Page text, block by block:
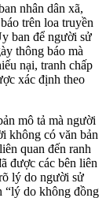
nhân dân xã,
trên loa truyền
ban để người sử
thông báo mà
nại, tranh chấp
xác định theo
mô tả mà người
không có văn bản
quan đến ranh
được các bên liên
lý do người sử
“lý do không đồng